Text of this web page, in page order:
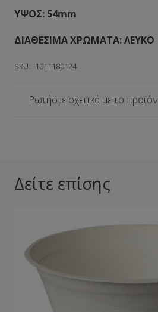
ΥΨΟΣ: 54mm
ΔΙΑΘΕΣΙΜΑ ΧΡΩΜΑΤΑ: ΛΕΥΚΟ
SKU: 1011180124
Ρωτήστε σχετικά με το προϊόν
Δείτε επίσης